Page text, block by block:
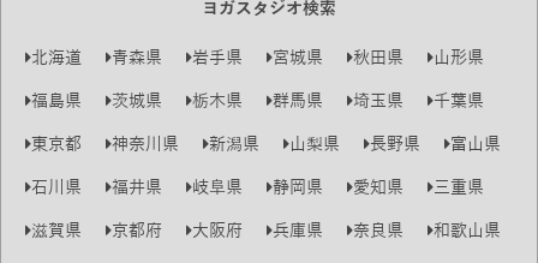
ヨガスタジオ検索
北海道 青森県 岩手県 宮城県 秋田県
山形県
福島県
茨城県 栃木県 群馬県 埼玉県
千葉県
東京都
神奈川県 新潟県 山梨県 長野県
富山県
石川県
福井県 岐阜県 静岡県 愛知県
三重県
滋賀県
京都府 大阪府 兵庫県 奈良県
和歌山県